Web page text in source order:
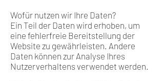
Wofür nutzen wir Ihre Daten?
Ein Teil der Daten wird erhoben, um
eine fehlerfreie Bereitstellung der
Website zu gewährleisten. Andere
Daten können zur Analyse Ihres
Nutzerverhaltens verwendet werden.